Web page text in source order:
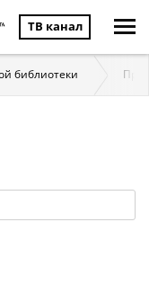
ТВ канал
библиотеки